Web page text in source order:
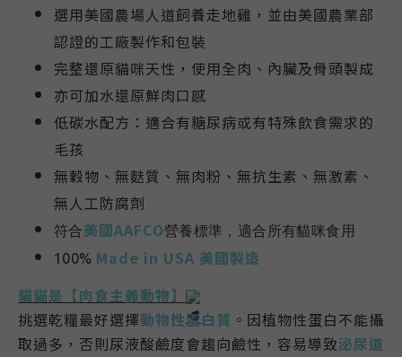
選用美國農場人道飼養走地雞，並由美國農業部
認證的工廠製作和包裝
完整還原貓咪天性，使用全肉、內臟及骨頭製成
亦可加水還原鮮肉口感
低碳水配方：適合有糖尿病或有特殊飲食需求的
毛孩
無穀物、無麩質、無肉粉、無抗生素、無激素、
無人工防腐劑
符合美國AAFCO營養標準，適合所有貓咪食用
100% Made in USA 美國製造
貓貓是【肉食主義動物】
挑選乾糧最好選擇動物性蛋白質 。因植物性蛋白不能攝
取過多，否則尿液酸鹼度會趨向鹼性，容易導致泌尿道